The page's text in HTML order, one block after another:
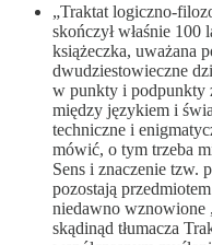
„Traktat logiczno-
skończył właśnie 100
książeczka, uważana
dwudziestowieczne
w punkty i podpunkty
między językiem i
techniczne i
mówić, o tym trzeba
Sens i znaczenie tzw.
pozostają
niedawno wznowione
skądinąd tłumacza